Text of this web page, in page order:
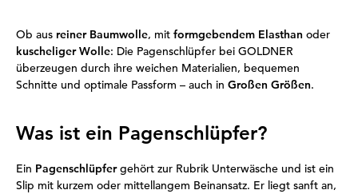
Ob aus reiner Baumwolle, mit formgebendem Elasthan oder
kuscheliger Wolle: Die Pagenschlüpfer bei GOLDNER
überzeugen durch ihre weichen Materialien, bequemen
Schnitte und optimale Passform – auch in Großen Größen.
Was ist ein Pagenschlüpfer?
Ein Pagenschlüpfergehört zur Rubrik Unterwäsche und ist ein
Slip mit kurzem oder mittellangem Beinansatz. Er liegt sanft an,